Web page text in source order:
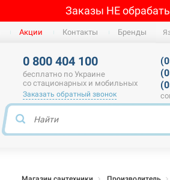
Заказы НЕ
Акции Контакты Бренды
0 800 404 100
бесплатно по Украине
со стационарных и мобильных
Заказать обратный звонок